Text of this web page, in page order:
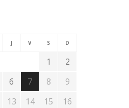
J V S D
1
2
6 7 8
9
13 14 15
16